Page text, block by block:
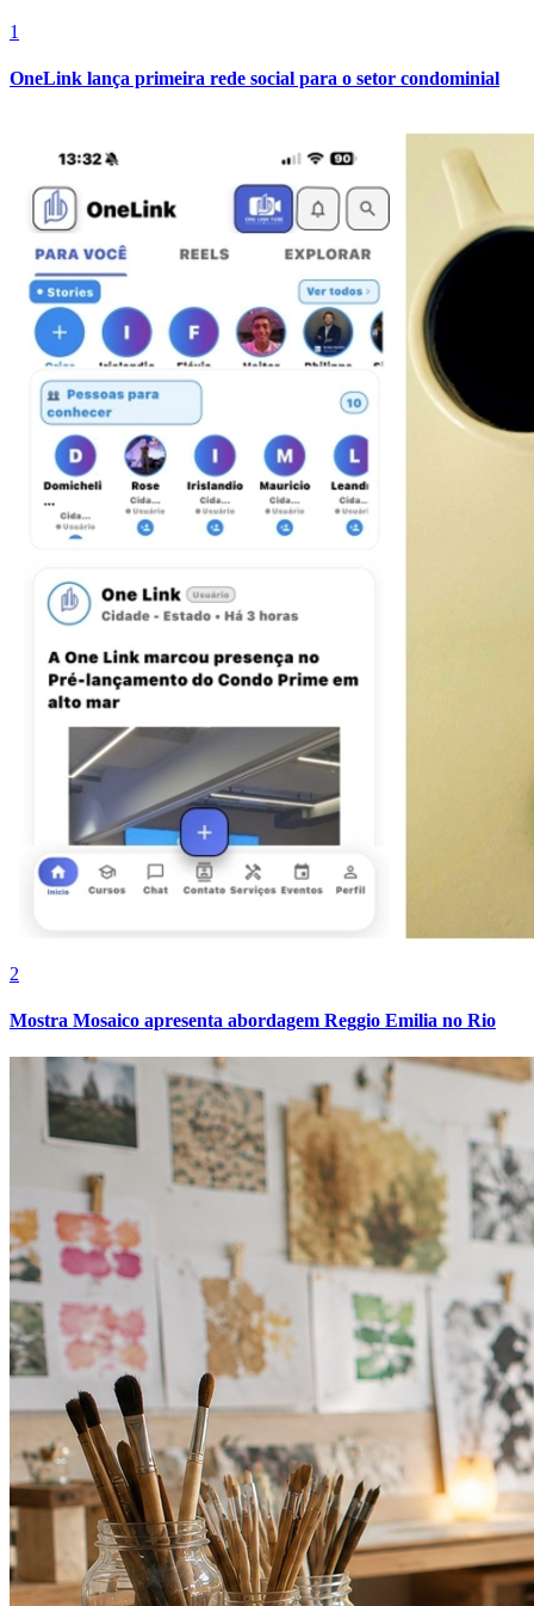
Botafogo
Grêmio
1
OneLink lança primeira rede social para o setor condominial
2
Mostra Mosaico apresenta abordagem Reggio Emilia no Rio